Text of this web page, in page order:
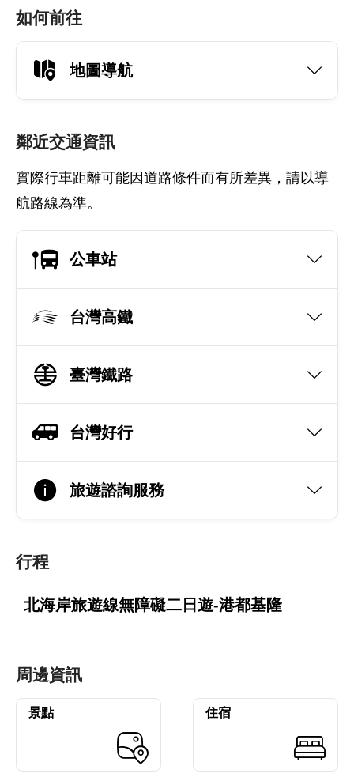
如何前往
地圖導航
鄰近交通資訊
實際行車距離可能因道路條件而有所差異，請以導
航路線為準。
公車站
台灣高鐵
臺灣鐵路
台灣好行
旅遊諮詢服務
行程
北海岸旅遊線無障礙二日遊-港都基隆
周邊資訊
景點 住宿